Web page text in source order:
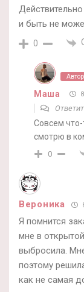
и быть не
0
Автор
Маша
Совсем что-
смотрю в
0
Вероника
Я помнится
мне в
выбросила.
поэтому
как не самая